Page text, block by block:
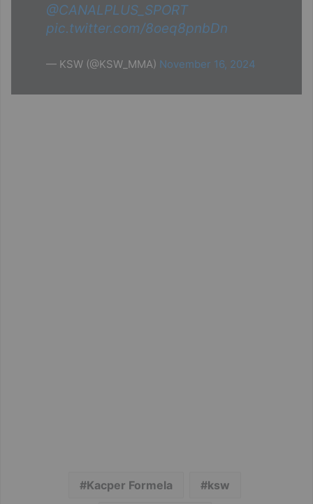
@CANALPLUS_SPORT
pic.twitter.com/8oeq8pnbDn
— KSW (@KSW_MMA) November 16, 2024
Kacper Formela ksw